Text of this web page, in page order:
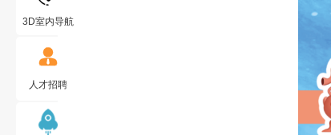
3D室内导航
人才招聘